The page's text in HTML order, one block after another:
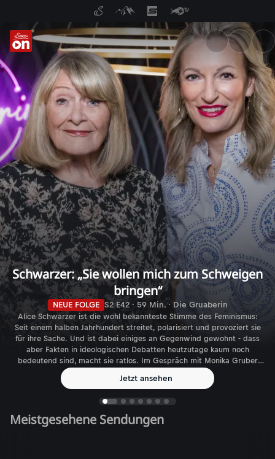
ServusTV On: Livestreams,
Schwarzer: „Sie wollen mich zum Schweigen
bringen“
NEUE FOLGE S2 E42 · 59 Min. · Die Gruaberin
Alice Schwarzer ist die wohl bekannteste Stimme des Feminismus:
Seit einem halben Jahrhundert streitet, polarisiert und provoziert sie
für ihre Sache. Und ist dabei einiges an Gegenwind gewohnt - dass
aber Fakten in ideologischen Debatten heutzutage kaum noch
bedeutend sind, macht sie ratlos. Im Gespräch mit Monika Gruber
spricht die Journalistin, Autorin und Verlegerin über den aktuellen
Feminismus - und die gefühlt immer größer werdende Zahl
Jetzt ansehen
Meistgesehene Sendungen